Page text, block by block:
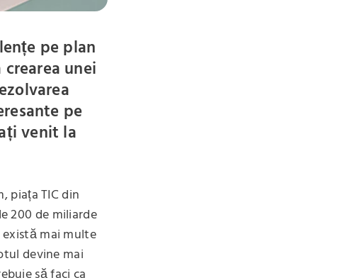
pe plan
unei
pe
venit la
piața TIC din
200 de miliarde
există mai multe
devine mai
să faci ca